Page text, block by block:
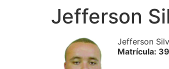
Jefferson
Jefferson
Matrícula: